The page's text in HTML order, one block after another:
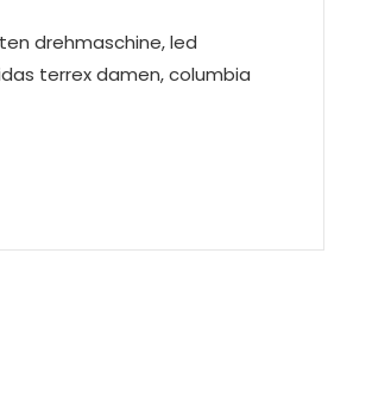
drehmaschine, led
terrex damen, columbia